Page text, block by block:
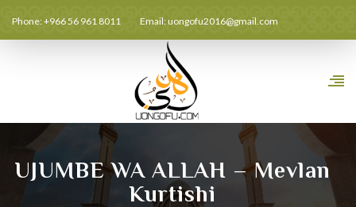
Phone: +966 56 961 8011 Email:uongofu2016@gmail.com
UJUMBE WA ALLAH – Mevlan
Kurtishi